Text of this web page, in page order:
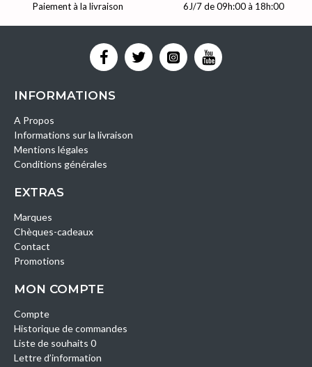
Paiement à la livraison 6J/7 de 09h:00 à 18h:00
INFORMATIONS
A Propos
Informations sur la livraison
Mentions légales
Conditions générales
EXTRAS
Marques
Chèques-cadeaux
Contact
Promotions
MON COMPTE
Compte
Historique de commandes
Liste de souhaits 0
Lettre d’information